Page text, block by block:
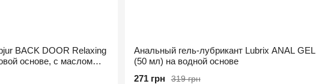
BACK DOOR Relaxing
основе, с маслом
Анальный гель-лубрикант Lubrix ANAL GEL
(50 мл) на водной основе
319 грн
271 грн